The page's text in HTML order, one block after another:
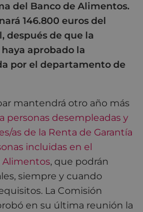
del Banco de Alimentos.
146.800 euros del
después de que la
aprobado la
por el departamento de
mantendrá otro año más
personas desempleadas y
as de la Renta de Garantía
incluidas en el
Alimentos, que podrán
siempre y cuando
La Comisión
en su última reunión la